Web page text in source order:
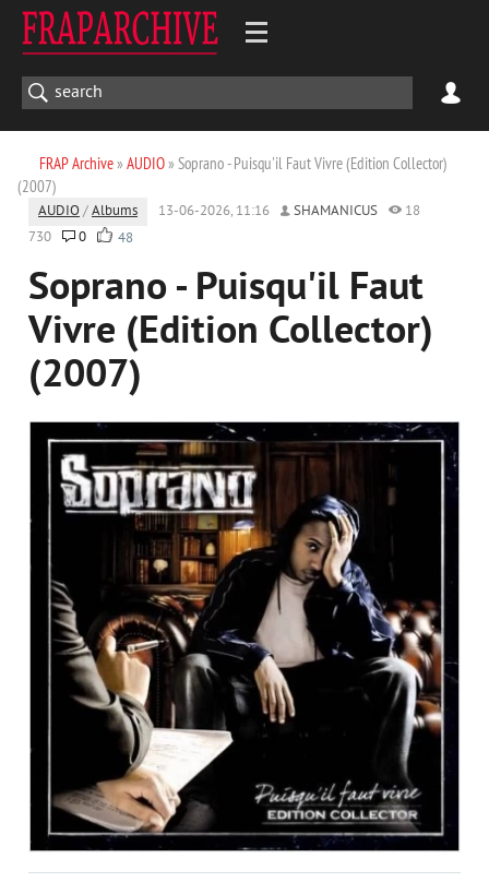
FRAP Archive» AUDIO» Soprano - Puisqu'il Faut Vivre (Edition Collector)
(2007)
AUDIO /Albums 13-06-2026, 11:16 SHAMANICUS
18
730
0 48
Soprano - Puisqu'il Faut
Vivre (Edition Collector)
(2007)